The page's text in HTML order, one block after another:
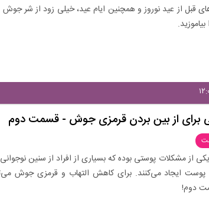
قبل از عید نوروز و همچنین ایام عید، خیلی زود از شر
برای از بین بردن قرمزی جوش - قسمت دوم
از مشکلات پوستی بوده که بسیاری از افراد از سنین
پوست ایجاد می‌کنند. برای کاهش التهاب و قرمزی جوش
دوم!